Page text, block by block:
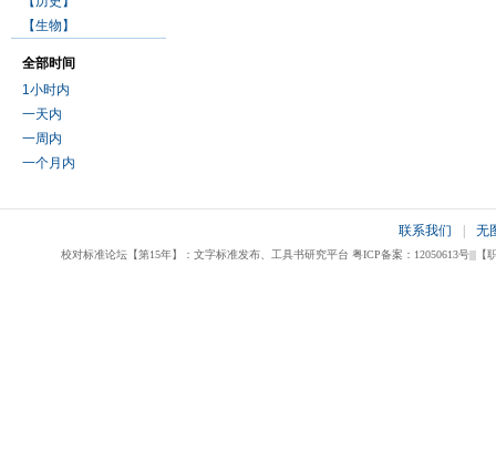
【生物】
全部时间
1小时内
一天内
一周内
一个月内
联系我们 无
校对标准论坛【第15年】：文字标准发布、工具书研究平台 粤ICP备案：12050613号|||【